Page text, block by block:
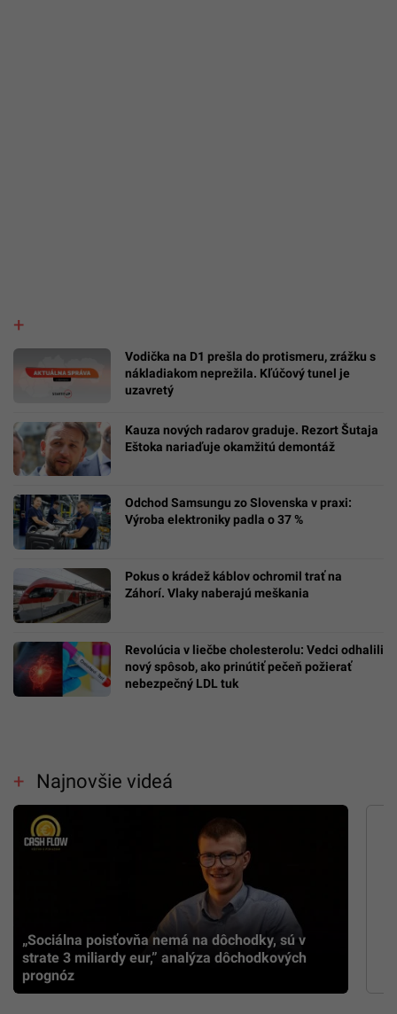
Vodička na D1 prešla do protismeru, zrážku s
nákladiakom neprežila. Kľúčový tunel je
uzavretý
Kauza nových radarov graduje. Rezort Šutaja
Eštoka nariaďuje okamžitú demontáž
Odchod Samsungu zo Slovenska v praxi:
Výroba elektroniky padla o 37 %
Pokus o krádež káblov ochromil trať na
Záhorí. Vlaky naberajú meškania
Revolúcia v liečbe cholesterolu: Vedci odhalili
nový spôsob, ako prinútiť pečeň požierať
nebezpečný LDL tuk
Najnovšie videá
„Sociálna poisťovňa nemá na dôchodky, sú v
strate 3 miliardy eur,” analýza dôchodkových
prognóz